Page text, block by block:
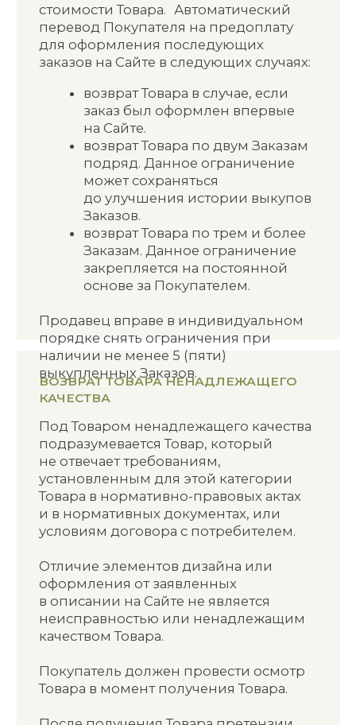
(двух) лет и недостатки Товара
обнаружены по истечении
гарантийного срока, но в пределах 2
(двух) лет, Покупатель вправе
предъявить Продавцу (изготовителю)
если докажет, что недостатки Товара
возникли до его передачи
Покупателю или по причинам,
возникшим до этого момента (ст. 19
Закона Р Ф «О защите прав
потребителей»). Возврат технически
сложного товара ненадлежащего
ЗАКАЖИТЕ НА
МАРКЕТПЛЕЙСАХ
Уход за телом
Уход за лицом
Серия Dr. Charm
Серия Babyland
Подарочные
сертификаты
КАТАЛОГ
Каталог
Оплата и доставка
Партнерам
Блог
НАВИГАЦИЯ
ПОЛУЧИТЕ СКИДКУ 15% ЗА ПОДПИСКУ